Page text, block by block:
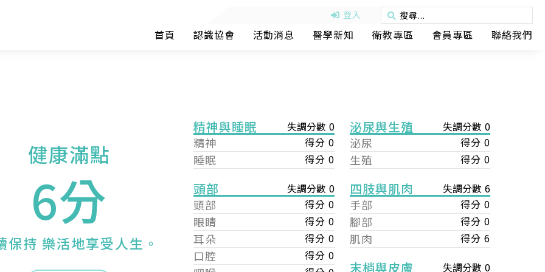
登入
首頁 認識協會 活動消息 醫學新知 衛教專區 會員專區 聯絡我們
健康滿點
6分
保持 樂活地享受人生。
精神與睡眠 失調分數 0
精神 得分 0
睡眠 得分 0
頭部 失調分數 0
頭部 得分 0
眼睛 得分 0
耳朵 得分 0
口腔 得分 0
泌尿與生殖 失調分數 0
泌尿 得分 0
生殖 得分 0
四肢與肌肉 失調分數 6
手部 得分 0
腳部 得分 0
肌肉 得分 6
末梢與皮膚 失調分數 0